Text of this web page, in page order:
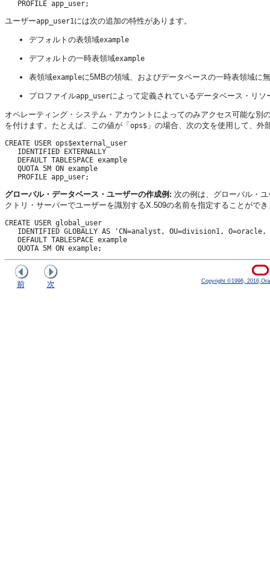
ユーザーapp_user1 には次の追加の特性があります。
デフォルトの表領域example
デフォルトの一時表領域example
表領域exampleに5MBの領域、およびデータベースの一時表領域に
プロファイルapp_userによって定義されているデータベース・リソ
オペレーティング・システム・アカウントによってのみアクセス可能な
を付けます。たとえば、この値が「ops$ 」の場合、次の文を使用して、外
CREATE USER ops$external_user
   IDENTIFIED EXTERNALLY
   DEFAULT TABLESPACE example
   QUOTA 5M ON example
グローバル・データベース・ユーザーの作成例: 次の例は、グローバル・
クトリ・サーバーでユーザーを識別するX.509の名前を指定することがで
CREATE USER global_user
IDENTIFIED GLOBALLY AS 'CN=analyst, OU=division1, O=oracle,
   DEFAULT TABLESPACE example
前 次 Copyright ©1996,